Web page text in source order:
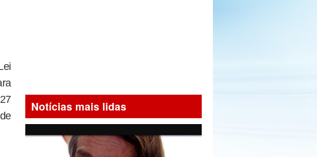
Notícias mais lidas